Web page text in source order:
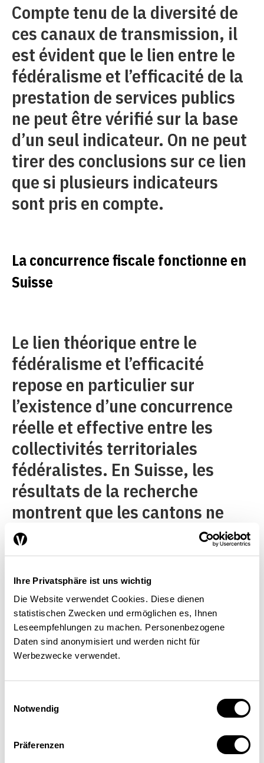
Ihre Privatsphäre ist uns wichtig
Die Website verwendet Cookies. Diese dienen
statistischen Zwecken und ermöglichen es, Ihnen
Leseempfehlungen zu machen. Personenbezogene
Daten sind anonymisiert und werden nicht für
Werbezwecke verwendet.
Notwendig
Präferenzen
Compte tenu de la diversité de
ces canaux de transmission, il
est évident que le lien entre le
fédéralisme et l’efficacité de la
prestation de services publics
ne peut être vérifié sur la base
d’un seul indicateur. On ne peut
tirer des conclusions sur ce lien
que si plusieurs indicateurs
sont pris en compte.
La concurrence fiscale fonctionne en
Suisse
Le lien théorique entre le
fédéralisme et l’efficacité
repose en particulier sur
l’existence d’une concurrence
réelle et effective entre les
collectivités territoriales
fédéralistes. En Suisse, les
résultats de la recherche
montrent que les cantons ne
prennent pas les décisions
budgétaires isolément, mais
qu’ils sont influencés par les
politiques fiscales et
budgétaires des autres
cantons[4]. Les collectivités
territoriales utilisent donc leur
autonomie fiscale pour
s’investir dans la compétition
fédéraliste. Dans cette optique,
les contribuables s’établissent